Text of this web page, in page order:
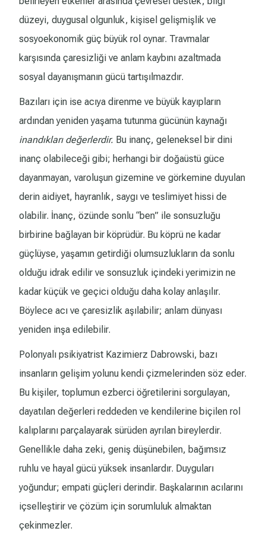
düzeyi, duygusal olgunluk, kişisel gelişmişlik ve
sosyoekonomik güç büyük rol oynar. Travmalar
karşısında çaresizliği ve anlam kaybını azaltmada
sosyal dayanışmanın gücü tartışılmazdır.
Bazıları için ise acıya direnme ve büyük kayıpların
ardından yeniden yaşama tutunma gücünün kaynağı
inandıkları değerlerdir. Bu inanç, geleneksel bir dini
inanç olabileceği gibi; herhangi bir doğaüstü güce
dayanmayan, varoluşun gizemine ve görkemine duyulan
derin aidiyet, hayranlık, saygı ve teslimiyet hissi de
olabilir. İnanç, özünde sonlu “ben” ile sonsuzluğu
birbirine bağlayan bir köprüdür. Bu köprü ne kadar
güçlüyse, yaşamın getirdiği olumsuzlukların da sonlu
olduğu idrak edilir ve sonsuzluk içindeki yerimizin ne
kadar küçük ve geçici olduğu daha kolay anlaşılır.
Böylece acı ve çaresizlik aşılabilir; anlam dünyası
yeniden inşa edilebilir.
Polonyalı psikiyatrist Kazimierz Dabrowski, bazı
insanların gelişim yolunu kendi çizmelerinden söz eder.
Bu kişiler, toplumun ezberci öğretilerini sorgulayan,
dayatılan değerleri reddeden ve kendilerine biçilen rol
kalıplarını parçalayarak sürüden ayrılan bireylerdir.
Genellikle daha zeki, geniş düşünebilen, bağımsız
ruhlu ve hayal gücü yüksek insanlardır. Duyguları
yoğundur; empati güçleri derindir. Başkalarının acılarını
içselleştirir ve çözüm için sorumluluk almaktan
çekinmezler.